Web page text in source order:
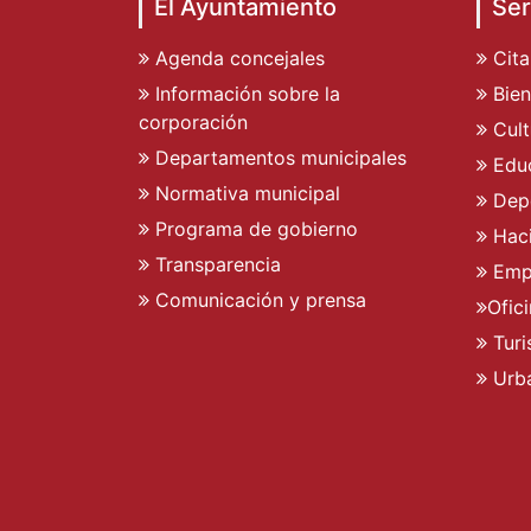
El Ayuntamiento
Agenda concejales
Información sobre la
corporación
Departamentos municipales
Normativa municipal
Programa de gobierno
Transparencia
Comunicación y prensa